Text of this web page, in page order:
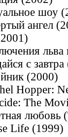
шоу
ангел
с
(2000)
Hopper:
The
Life (1999)